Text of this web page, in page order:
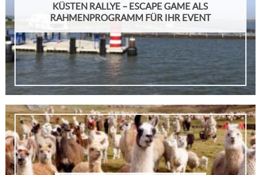
KÜSTEN RALLYE – ESCAPE GAME ALS
RAHMENPROGRAMM FÜR IHR EVENT